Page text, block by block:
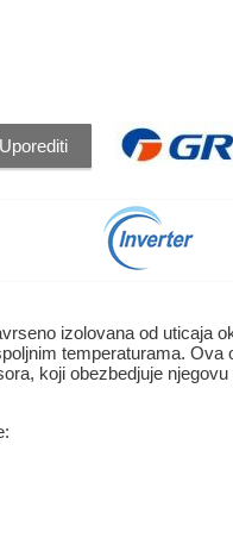
Uporediti
izolovana od uticaja
temperaturama. Ova
koji obezbedjuje